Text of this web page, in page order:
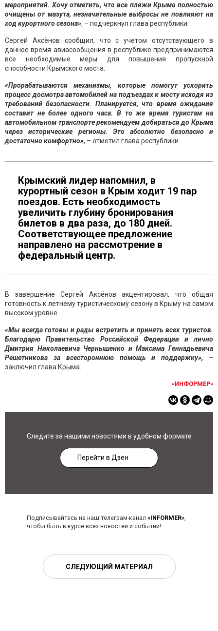
мероприятий. Хочу отметить, что все пляжи Крыма полностью
очищены от мазута, незначительные выбросы не повлияют на
ход курортного сезона», – подчеркнул глава республики.
Сергей Аксёнов сообщил, что с учетом отсутствующего в
данное время авиасообщения в республике предпринимаются
все необходимые меры для повышения пропускной
способности Крымского моста.
«Прорабатываются механизмы, которые помогут ускорить
процесс досмотра автомобилей на подъездах к мосту исходя из
требований безопасности. Планируется, что время ожидания
составит не более одного часа. В то же время туристам на
автомобильном транспорте рекомендуем добираться до Крыма
через исторические регионы. Это абсолютно безопасно и
достаточно комфортно», – отметил глава республики.
Крымский лидер напомнил, в
курортный сезон в Крым ходит 19 пар
поездов. Есть необходимость
увеличить глубину бронирования
билетов в два раза, до 180 дней.
Соответствующее предложение
направлено на рассмотрение в
федеральный центр.
В завершение Сергей Аксёнов акцентировал, что общая
готовность к летнему туристическому сезону в Крыму на самом
высоком уровне.
«Мы всегда готовы и рады встретить и принять всех туристов.
Благодарю Правительство Российской Федерации и лично
Дмитрия Николаевича Чернышенко и Максима Геннадьевича
Решетникова за всестороннюю помощь и поддержку», –
заключил глава Крыма.
«ИНФОРМЕР»
Следите за нашими новостями в удобном формате
Перейти в Дзен
Подписывайтесь на наш телеграм-канал «INFORMER»,
чтобы быть в курсе всех новостей и событий!
СЛЕДУЮЩИЙ МАТЕРИАЛ